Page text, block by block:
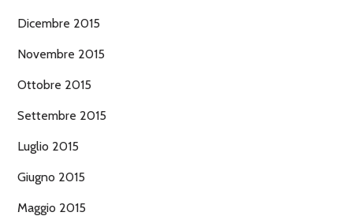
Dicembre 2015
Novembre 2015
Ottobre 2015
Settembre 2015
Luglio 2015
Giugno 2015
Maggio 2015